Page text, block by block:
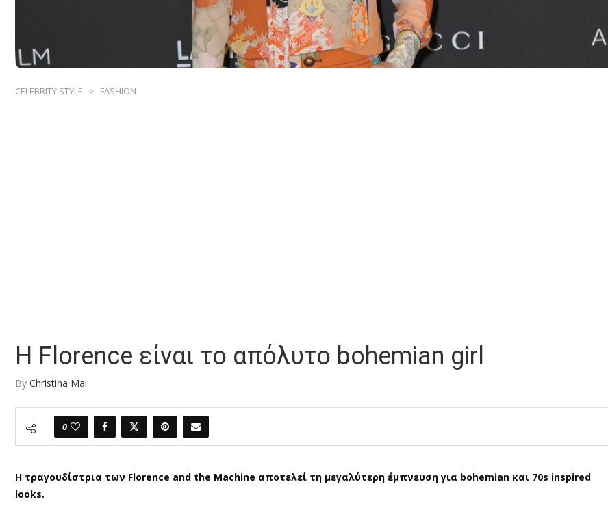
CELEBRITY STYLE FASHION
Η Florence είναι το απόλυτο bohemian girl
By Christina Mai
0
Η τραγουδίστρια των Florence and the Machine αποτελεί τη μεγαλύτερη έμπνευση για bohemian και 70s inspired
looks.